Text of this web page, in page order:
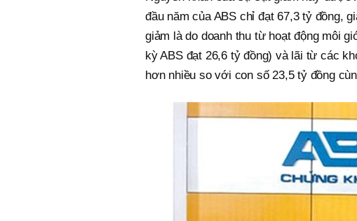
đầu năm của ABS chỉ đạt 67,3 tỷ đồng,
giảm là do doanh thu từ hoạt động môi
kỳ ABS đạt 26,6 tỷ đồng) và lãi từ các
hơn nhiều so với con số 23,5 tỷ đồng